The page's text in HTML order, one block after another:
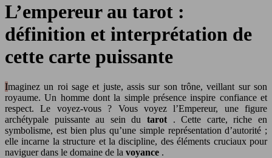
L’empereur au tarot :
définition et interprétation de
cette carte puissante
Imaginez un roi sage et juste, assis sur son trône, veillant sur son
royaume. Un homme dont la simple présence inspire confiance et
respect. Le voyez-vous ? Vous voyez l’Empereur, une figure
archétypale puissante au sein du tarot . Cette carte, riche en
symbolisme, est bien plus qu’une simple représentation d’autorité ;
elle incarne la structure et la discipline, des éléments cruciaux pour
naviguer dans le domaine de la voyance .